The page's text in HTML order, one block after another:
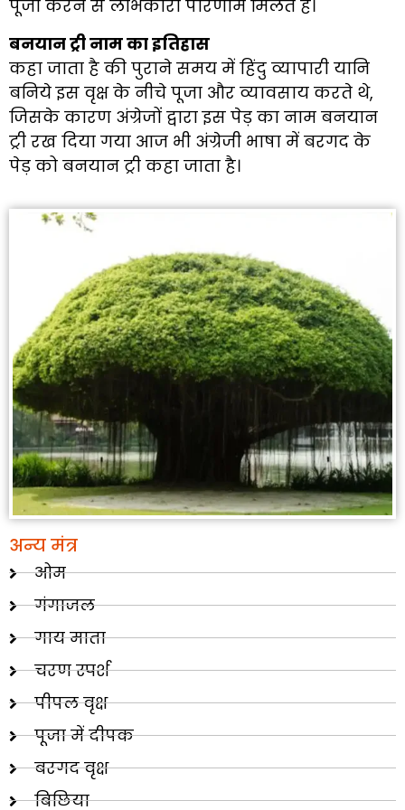
पूजा करने से लाभकारी परिणाम मिलते हैं।
बनयान ट्री नाम का इतिहास
कहा जाता है की पुराने समय में हिंदु व्यापारी यानि
बनिये इस वृक्ष के नीचे पूजा और व्यावसाय करते थे,
जिसके कारण अंग्रेजों द्वारा इस पेड़ का नाम बनयान
ट्री रख दिया गया आज भी अंग्रेजी भाषा में बरगद के
पेड़ को बनयान ट्री कहा जाता है।
अन्य मंत्र
ओम
गंगाजल
गाय माता
चरण स्पर्श
पीपल वृक्ष
पूजा में दीपक
बरगद वृक्ष
बिछिया